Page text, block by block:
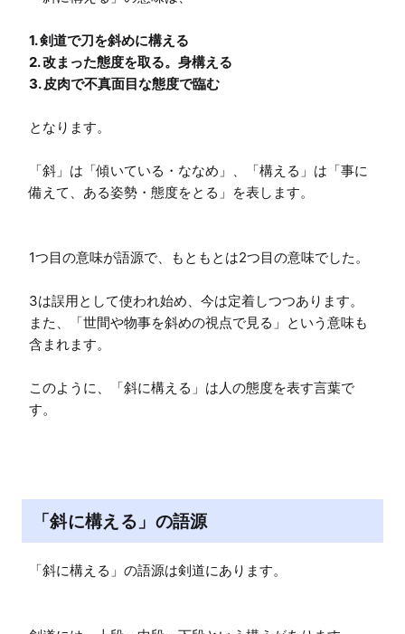
1. 剣道で刀を斜めに構える
2. 改まった態度を取る。身構える
となります。
「斜」は「傾いている・ななめ」、「構える」は「事に
備えて、ある姿勢・態度をとる」を表します。
1つ目の意味が語源で、もともとは2つ目の意味でした。
3は誤用として使われ始め、今は定着しつつあります。
また、「世間や物事を斜めの視点で見る」という意味も
含まれます。
このように、「斜に構える」は人の態度を表す言葉で
す。
「斜に構える」の語源
「斜に構える」の語源は剣道にあります。